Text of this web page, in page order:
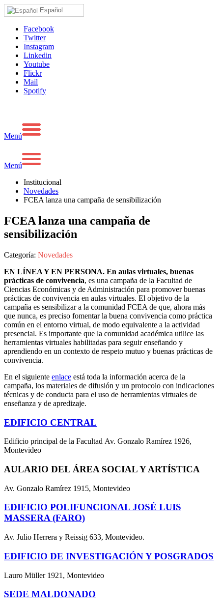
Español
Facebook
Twitter
Instagram
Linkedin
Youtube
Flickr
Mail
Spotify
Menú
Menú
Institucional
Novedades
FCEA lanza una campaña de sensibilización
FCEA lanza una campaña de
sensibilización
Categoría: Novedades
EN LÍNEA Y EN PERSONA. En aulas virtuales, buenas
prácticas de convivencia, es una campaña de la Facultad de
Ciencias Económicas y de Administración para promover buenas
prácticas de convivencia en aulas virtuales. El objetivo de la
campaña es sensibilizar a la comunidad FCEA de que, ahora más
que nunca, es preciso fomentar la buena convivencia como práctica
común en el entorno virtual, de modo equivalente a la actividad
presencial. Es importante que la comunidad académica utilice las
herramientas virtuales habilitadas para seguir enseñando y
aprendiendo en un contexto de respeto mutuo y buenas prácticas de
convivencia.
En el siguiente enlace está toda la información acerca de la
campaña, los materiales de difusión y un protocolo con indicaciones
técnicas y de conducta para el uso de herramientas virtuales de
enseñanza y de apredizaje.
EDIFICIO CENTRAL
Edificio principal de la Facultad Av. Gonzalo Ramírez 1926,
Montevideo
AULARIO DEL ÁREA SOCIAL Y ARTÍSTICA
Av. Gonzalo Ramírez 1915, Montevideo
EDIFICIO POLIFUNCIONAL JOSÉ LUIS
MASSERA (FARO)
Av. Julio Herrera y Reissig 633, Montevideo.
EDIFICIO DE INVESTIGACIÓN Y POSGRADOS
Lauro Müller 1921, Montevideo
SEDE MALDONADO